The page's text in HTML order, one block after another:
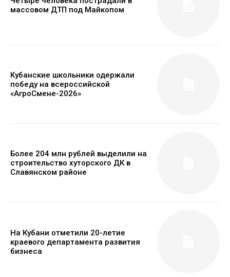
массовом ДТП под Майкопом
Кубанские школьники одержали
победу на всероссийской
«АгроСмене-2026»
Более 204 млн рублей выделили на
строительство хуторского ДК в
Славянском районе
На Кубани отметили 20-летие
краевого департамента развития
бизнеса